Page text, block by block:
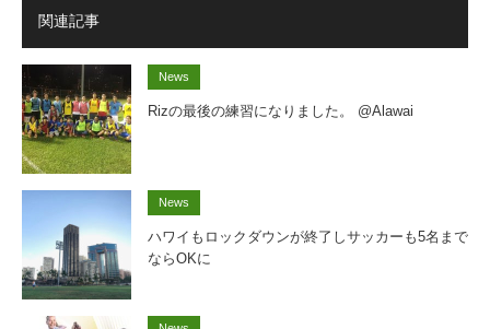
関連記事
News
Rizの最後の練習になりました。 @Alawai
News
ハワイもロックダウンが終了しサッカーも5名まで
ならOKに